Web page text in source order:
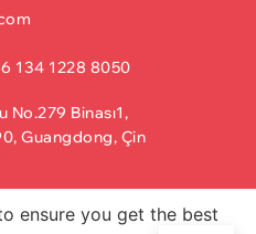
134 1228 8050
No.279 Binası1,
Guangdong, Çin
ensure you get the best